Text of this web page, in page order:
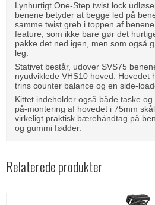
Lynhurtigt One-Step twist lock
benene betyder at begge led på
samme twist greb i toppen af
feature, som ikke bare gør det
pakke det ned igen, men som også
leg.
Stativet består, udover SVS75
nyudviklede VHS10 hoved.
trins counter balance og en side-
Kittet indeholder også både taske
på-montering af hovedet i 75mm
virkeligt praktisk bærehåndtag på
og gummi fødder.
Relaterede produkter